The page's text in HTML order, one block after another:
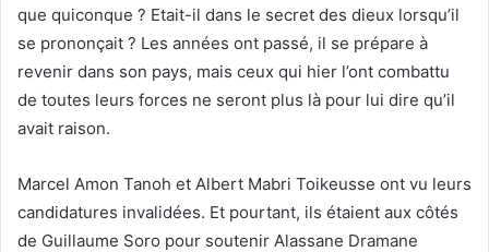
que quiconque ? Etait-il dans le secret des dieux lorsqu’il
se prononçait ? Les années ont passé, il se prépare à
revenir dans son pays, mais ceux qui hier l’ont combattu
de toutes leurs forces ne seront plus là pour lui dire qu’il
avait raison.
Marcel Amon Tanoh et Albert Mabri Toikeusse ont vu leurs
candidatures invalidées. Et pourtant, ils étaient aux côtés
de Guillaume Soro pour soutenir Alassane Dramane